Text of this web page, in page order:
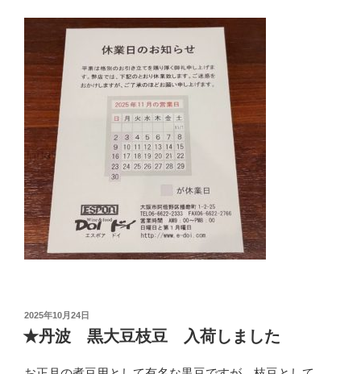
投
稿
日:
2025年10月24日
★丹波 黒大豆枝豆 入荷しました